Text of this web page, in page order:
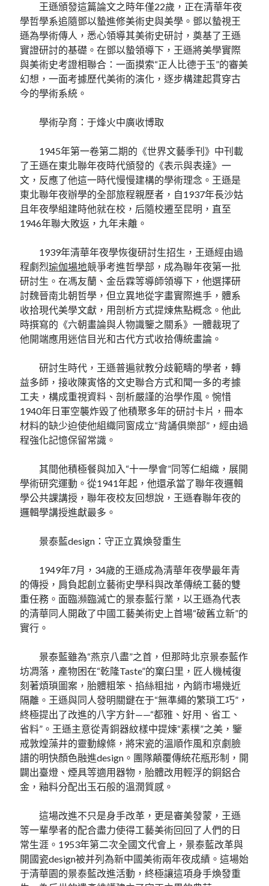
王遜頒發這篇論文之時年僅22歲，正在清華年夜
學哲學系追隨鄧以蟄進修美術史與美學。鄧以蟄視王
遜為學術傳人，悉心領導其美術史研討，奠基了王遜
實證研討的基礎。在鄧以蟄領導下，王遜將美學實際
與美術史考證相聯合：一面摸索“正人比德于玉”的審美
幻想，一面考據歷代美術的演化，逐步構建起貫穿古
今的學術系統。
學術孕育：于烽火中廣收博取
1945年第一卷第二期的《世界文藝季刊》中刊載
了王遜在東北聯年夜時代頒發的《表示與表達》一
文，反應了他這一時代慢慢建構的學術理念。王遜是
東北聯年夜辦學的全部旅程親歷者，自1937年長沙姑
且年夜學組建時他就在校，后隨校遷至昆明，直至
1946年聯大敗返，九年未離。
1939年清華年夜學恢復研討生招生，王遜經由過
程劇烈瑜伽場地競爭考進哲學部，成為聯年夜第一批
研討生。在馮友蘭、金岳霖等導師領導下，他選擇研
討魏晉南北朝哲學，但立異地從字畫實際進手，體系
收拾現代美學文獻，用剖析方式提煉焦點概念。他此
時撰寫的《六朝畫論與人物識鑒之關系》一體裁現了
他開端應用迷信目光和古代方式收拾傳統畫論。
研討生時代，王遜普遍就教分歧範疇的學者，轉
益多師，接收陳寅恪的文史聯合方式和聞一多的考據
工夫，構成重視資料、剖析嚴謹的治學作風。惋惜
1940年日軍空襲炸毀了他積聚多年的研討卡片，冊本
材料的缺少迫使他組織同窗成立“背誦俱樂部”，經由過
程強化記憶保留常識。
其間他積極餐與加入“十一學會”同等仁組織，展開
學術研究運動。從1941年起，他還承當了聯年夜邏輯
學公共課講授，聯年夜校友回想說，王遜春聯年夜的
邏輯學講授進獻最多。
景泰藍design：守正立異煥發重生
1949年7月，34歲的王遜成為清華年夜學最年青
的傳授，肩負起創立藝術史學科與改革傳統工藝的雙
重任務。面臨瀕臨滅亡的景泰藍行業，以王遜為代表
的清華同人開啟了中國工藝美術史上首場“破舊立新”的
實行。
景泰藍雖為“燕京八盡”之首，但那時北京景泰藍作
坊凋落，產物困在“乾隆Taste”的窠臼里，匠人機械復
刻著煩瑣圖案，胎體粗笨、掐絲粗拙，內銷市場幾近
隔離。王遜與同人發明關鍵在于“無準繩的繁瑣工巧”，
終極提出了改進的八字方針——“都雅、好用、省工、
省料”。王遜主意從青銅器紋樣中提煉“素樸”之美，鑒
戒敦煌藻井的靈動線條，將宋瓷的溫順作風和京劇臉
譜的明快顏色融進design。團隊顛覆傳統花瓶形制，開
闢出臺燈、煙具等適用器物，胎體改用輕浮的銅鋁合
金，釉料分配出玉石般的溫潤質感。
這場改進不只是身手改革，更是審美發蒙，王遜
等一輩學者的配合盡力使得工藝美術回回了人們的日
常生涯。1953年第二次全國文代會上，景泰藍改革與
開國瓷design被并列為新中國美術兩年夜成績。這場始
于清華園的景泰藍改進活動，終極讓這項身手煥發重